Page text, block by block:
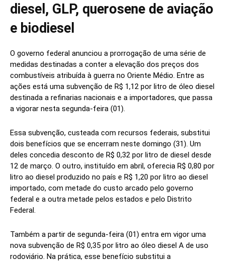
diesel, GLP, querosene de aviação
e biodiesel
O governo federal anunciou a prorrogação de uma série de
medidas destinadas a conter a elevação dos preços dos
combustíveis atribuída à guerra no Oriente Médio. Entre as
ações está uma subvenção de R$ 1,12 por litro de óleo diesel
destinada a refinarias nacionais e a importadores, que passa
a vigorar nesta segunda-feira (01).
Essa subvenção, custeada com recursos federais, substitui
dois benefícios que se encerram neste domingo (31). Um
deles concedia desconto de R$ 0,32 por litro de diesel desde
12 de março. O outro, instituído em abril, oferecia R$ 0,80 por
litro ao diesel produzido no país e R$ 1,20 por litro ao diesel
importado, com metade do custo arcado pelo governo
federal e a outra metade pelos estados e pelo Distrito
Federal.
Também a partir de segunda-feira (01) entra em vigor uma
nova subvenção de R$ 0,35 por litro ao óleo diesel A de uso
rodoviário. Na prática, esse benefício substitui a